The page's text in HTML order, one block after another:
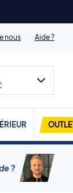
nous Aide ?
?